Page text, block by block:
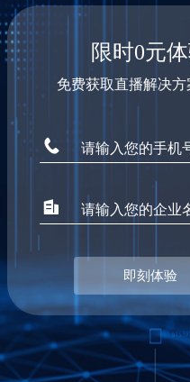
限时0元
免费获取直播解决方
即刻体验